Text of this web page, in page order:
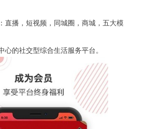
直播，短视频，同城圈，商城，五大模
心的社交型综合生活服务平台。